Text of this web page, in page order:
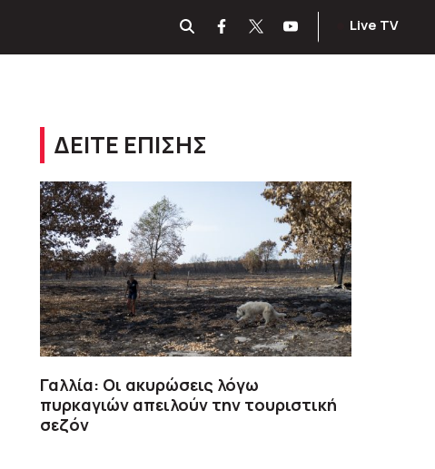
Live TV
ΔΕΙΤΕ ΕΠΙΣΗΣ
Γαλλία: Οι ακυρώσεις λόγω
πυρκαγιών απειλούν την τουριστική
σεζόν